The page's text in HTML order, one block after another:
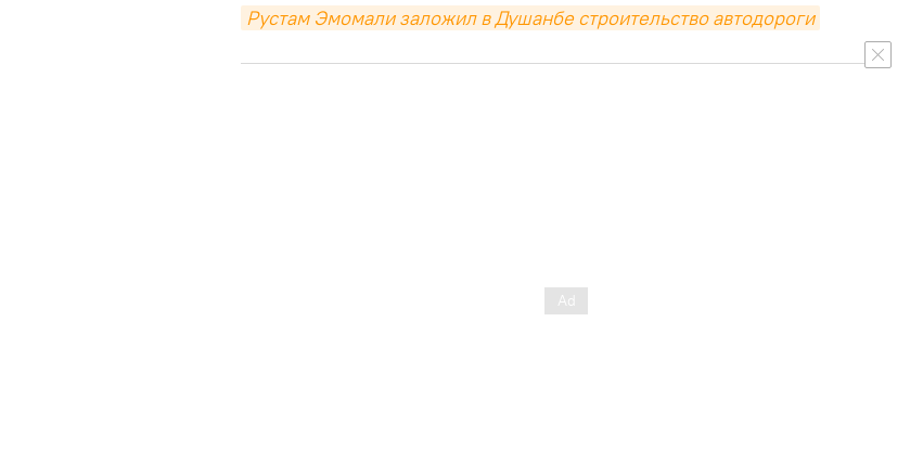
Рустам Эмомали заложил в Душанбе строительство автодороги